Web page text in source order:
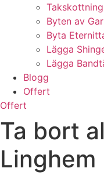
Takskottning
Byten av
Byta
Lägga
Lägga
Blogg
Offert
Offert
Ta bort
Linghem